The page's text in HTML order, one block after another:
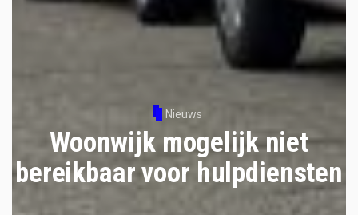
Nieuws
Woonwijk mogelijk niet
bereikbaar voor hulpdiensten